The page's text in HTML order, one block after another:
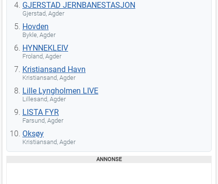
GJERSTAD JERNBANESTASJON
Gjerstad, Agder
Hovden
Bykle, Agder
HYNNEKLEIV
Froland, Agder
Kristiansand Havn
Kristiansand, Agder
Lille Lyngholmen LIVE
Lillesand, Agder
LISTA FYR
Farsund, Agder
Oksøy
Kristiansand, Agder